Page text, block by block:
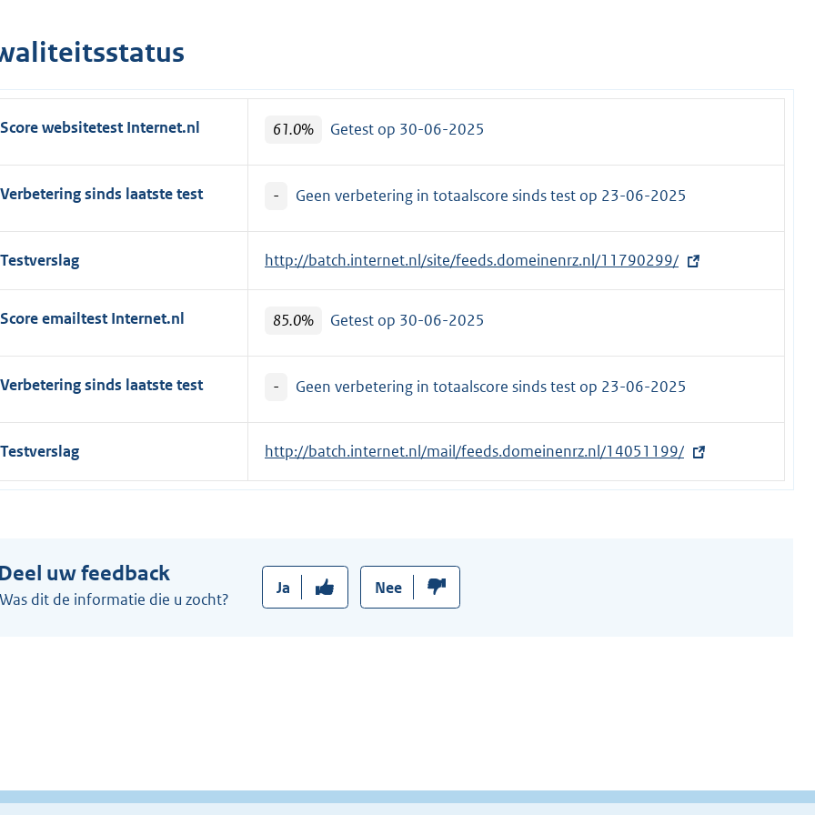
Score websitetest Internet.nl 61.0% Getest op 30-06-2025
Verbetering sinds laatste test - Geen verbetering in totaalscore sinds test op 23-06-2025
Testverslag
E
x
r
i
n
http://batch.internet.nl/site/feeds.domeinenrz.nl/11790299/
Score emailtest Internet.nl 85.0% Getest op 30-06-2025
Verbetering sinds laatste test - Geen verbetering in totaalscore sinds test op 23-06-2025
Testverslag
E
x
n
http://batch.internet.nl/mail/feeds.domeinenrz.nl/14051199/
uw feedback
Was dit de informatie die u zocht?
Ja Nee